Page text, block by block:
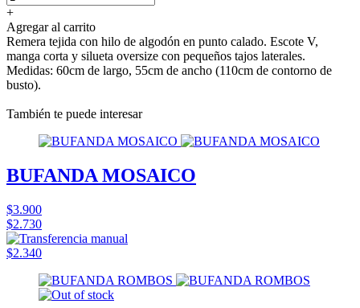
+
Agregar al carrito
Remera tejida con hilo de algodón en punto calado. Escote V,
manga corta y silueta oversize con pequeños tajos laterales.
Medidas: 60cm de largo, 55cm de ancho (110cm de contorno de
busto).
También te puede interesar
BUFANDA MOSAICO
$3.900
$2.730
$2.340